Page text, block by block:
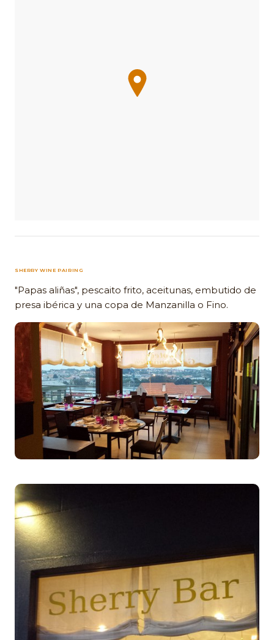
SHERRY WINE PAIRING
"Papas aliñas", pescaito frito, aceitunas, embutido de
presa ibérica y una copa de Manzanilla o Fino.